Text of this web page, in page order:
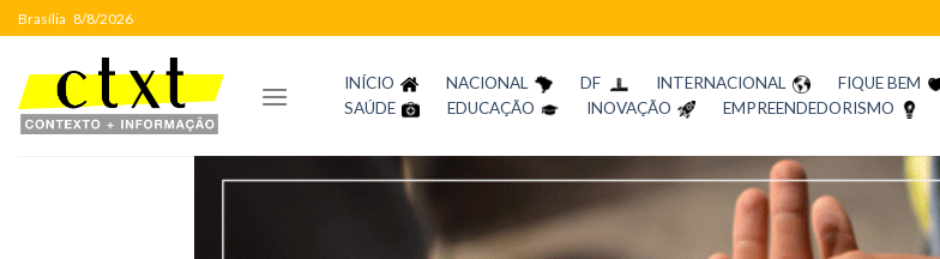
Skip
to
content
Brasília 8/8/2026
INÍCIO NACIONAL DF INTERNACIONAL FIQUE BEM
SAÚDE
EDUCAÇÃO INOVAÇÃO EMPREENDEDORISMO